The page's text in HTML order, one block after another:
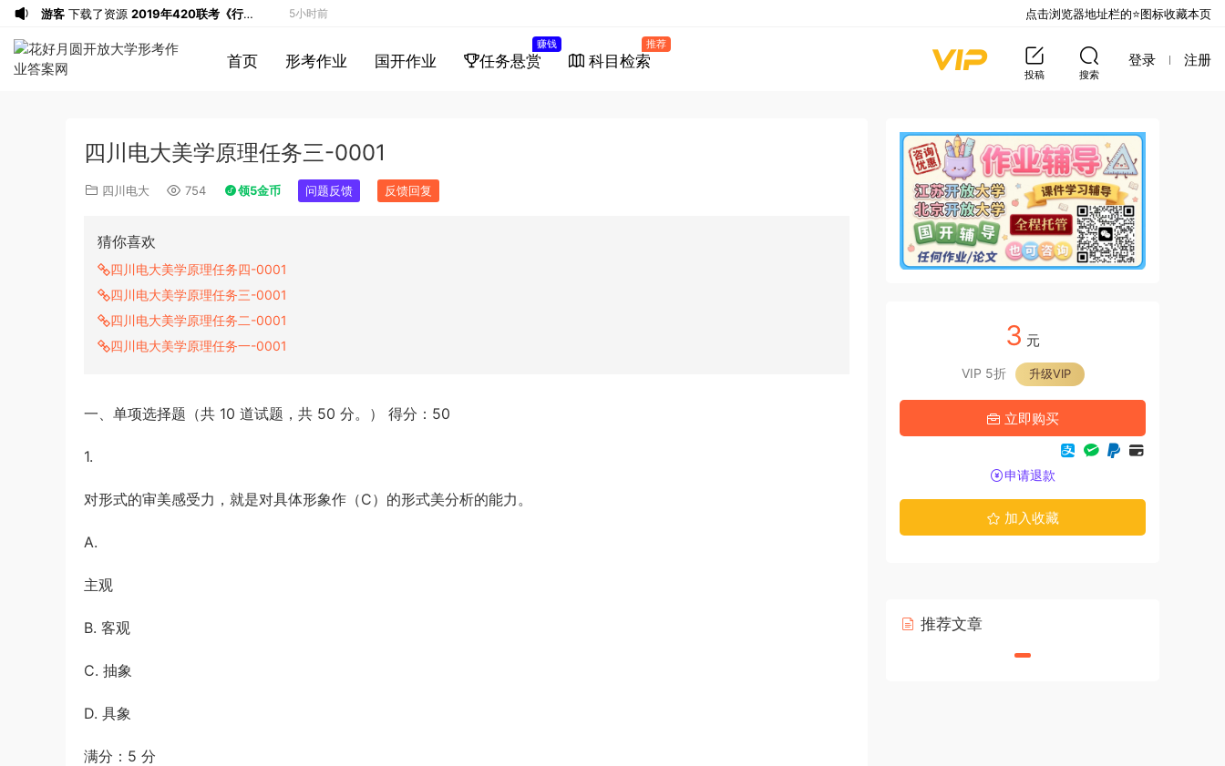
首页 形考作业 国开作业 任务悬赏
赚钱
科目检索
推荐
投稿 搜索
登录 注册
四川电大美学原理任务三-0001
四川电大 754 领5金币 问题反馈 反馈回复
猜你喜欢
四川电大美学原理任务四-0001
四川电大美学原理任务三-0001
四川电大美学原理任务二-0001
四川电大美学原理任务一-0001
一、单项选择题（共 10 道试题，共 50 分。） 得分：50
1.
对形式的审美感受力，就是对具体形象作（C）的形式美分析的能力。
A.
主观
B. 客观
C. 抽象
D. 具象
满分：5 分
3 元
VIP 5折 升级VIP
立即购买
申请退款
加入收藏
推荐文章
游客 下载了资源 2019年420联考《行
测》真题（河南县级以上）答案及解析
5小时前
u*******签到打卡，获得1元奖励
游客下载了资源
2013年广东公务员考试
6小时前
u*******登录了本站 8小时前
9小时前
9小时前
登录了本站
联考《行测》真题答案及解析（河南卷）
签到打卡，获得1元奖励 10小时前
签到打卡，获得1元奖励 10小时前
下载了资源2015年上半年教师资格
登录了本站 4小时前
点击浏览器地址栏的⭐图标收藏本页